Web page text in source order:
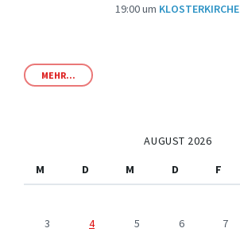
19:00um KLOSTERKIRCHE
MEHR...
AUGUST 2026
M
D M D F
3
4 5 6 7